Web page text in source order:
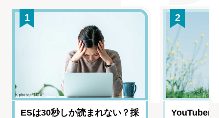
1
ESは30秒しか読まれない？採
2
YouTuber